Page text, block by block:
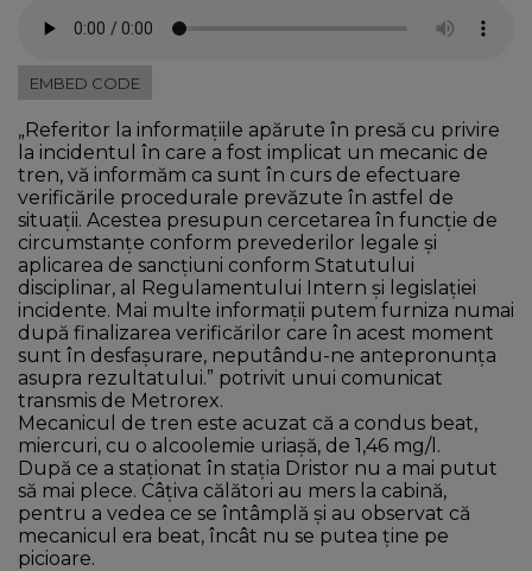
EMBED CODE
„Referitor la informaţiile apărute în presă cu privire
la incidentul în care a fost implicat un mecanic de
tren, vă informăm ca sunt în curs de efectuare
verificările procedurale prevăzute în astfel de
situaţii. Acestea presupun cercetarea în funcţie de
circumstanţe conform prevederilor legale şi
aplicarea de sancţiuni conform Statutului
disciplinar, al Regulamentului Intern şi legislaţiei
incidente. Mai multe informaţii putem furniza numai
după finalizarea verificărilor care în acest moment
sunt în desfaşurare, neputându-ne antepronunţa
asupra rezultatului.” potrivit unui comunicat
transmis de Metrorex.
Mecanicul de tren este acuzat că a condus beat,
miercuri, cu o alcoolemie uriaşă, de 1,46 mg/l.
După ce a staţionat în staţia Dristor nu a mai putut
să mai plece. Câţiva călători au mers la cabină,
pentru a vedea ce se întâmplă și au observat că
mecanicul era beat, încât nu se putea ţine pe
picioare.